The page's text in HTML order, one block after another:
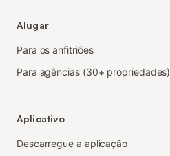
Alugar
Para os anfitriões
Para agências (30+ propriedades)
Aplicativo
Descarregue a aplicação